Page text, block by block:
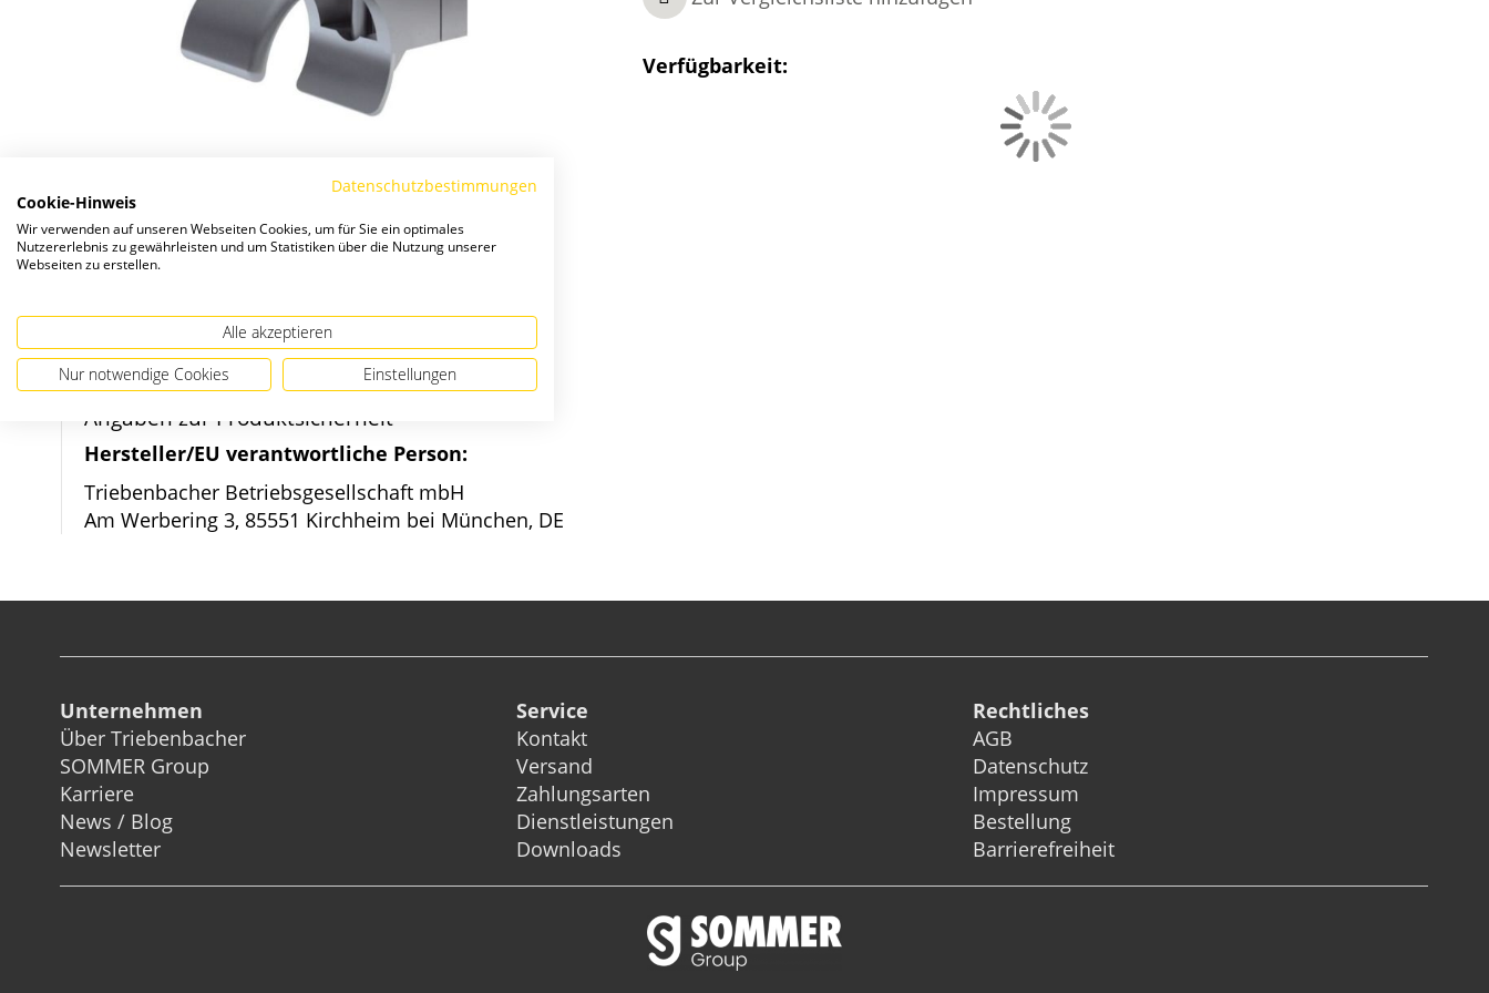
Anfang
der
springen
Verfügbarkeit:
Angaben zur Produktsicherheit
Hersteller/EU verantwortliche Person:
Triebenbacher Betriebsgesellschaft mbH
Am Werbering 3, 85551 Kirchheim bei München, DE
Unternehmen
Über Triebenbacher
SOMMER Group
Karriere
News / Blog
Newsletter
Service
Kontakt
Versand
Zahlungsarten
Dienstleistungen
Downloads
Rechtliches
AGB
Datenschutz
Impressum
Bestellung
Barrierefreiheit
Datenschutzbestimmungen
Cookie-Hinweis
Wir verwenden auf unseren Webseiten Cookies, um für Sie ein optimales
Nutzererlebnis zu gewährleisten und um Statistiken über die Nutzung unserer
Webseiten zu erstellen.
Alle akzeptieren
Nur notwendige Cookies Einstellungen